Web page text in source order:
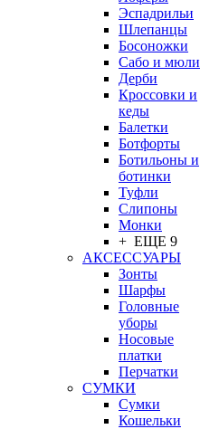
Эспадрильи
Шлепанцы
Босоножки
Сабо и мюли
Дерби
Кроссовки и
кеды
Балетки
Ботфорты
Ботильоны и
ботинки
Туфли
Слипоны
Монки
+ ЕЩЕ 9
АКСЕССУАРЫ
Зонты
Шарфы
Головные
уборы
Носовые
платки
Перчатки
СУМКИ
Сумки
Кошельки